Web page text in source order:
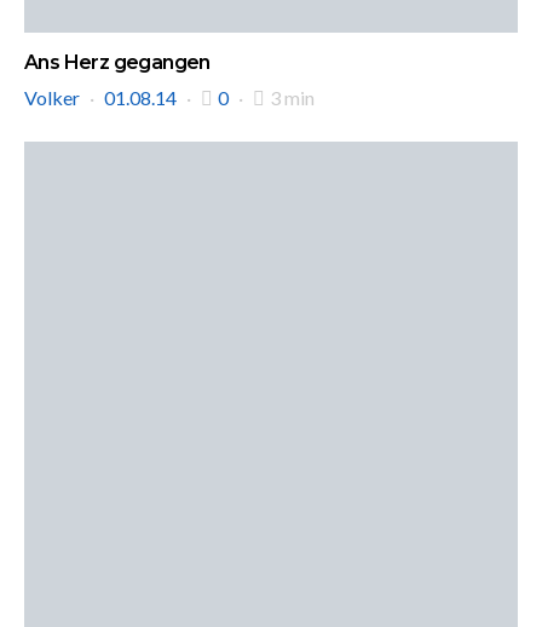
Ans Herz gegangen
Volker
01.08.14 0 3 min